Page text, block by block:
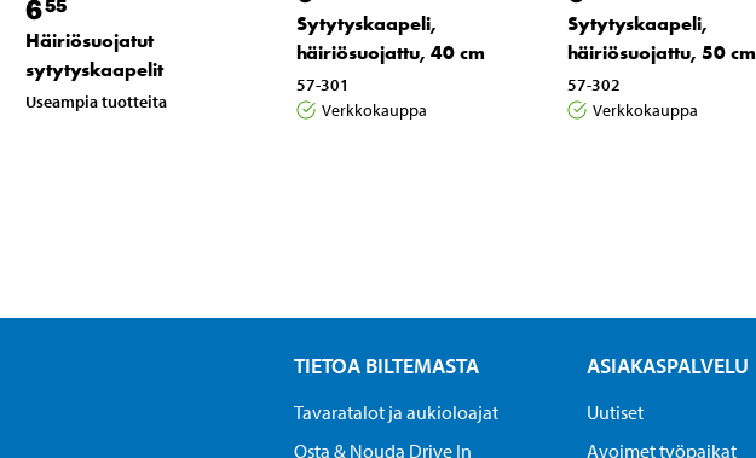
655
Häiriösuojatut
sytytyskaapelit
Useampia tuotteita
Sytytyskaapeli,
häiriösuojattu, 40 cm
57-301
Verkkokauppa
Sytytyskaapeli,
häiriösuojattu, 50 cm
57-302
Verkkokauppa
TIETOA BILTEMASTA
Tavaratalot ja aukioloajat
Osta & Nouda Drive In
ASIAKASPALVELU
Uutiset
Avoimet työpaikat